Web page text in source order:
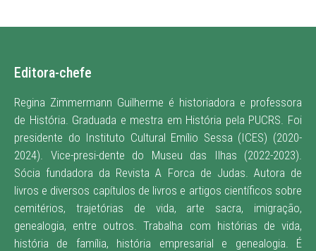
Editora-chefe
Regina Zimmermann Guilherme é historiadora e professora
de História. Graduada e mestra em História pela PUCRS. Foi
presidente do Instituto Cultural Emílio Sessa (ICES) (2020-
2024). Vice-presi-dente do Museu das Ilhas (2022-2023).
Sócia fundadora da Revista A Forca de Judas. Autora de
livros e diversos capítulos de livros e artigos científicos sobre
cemitérios, trajetórias de vida, arte sacra, imigração,
genealogia, entre outros. Trabalha com histórias de vida,
história de família, história empresarial e genealogia. É